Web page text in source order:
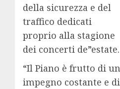
della sicurezza e del
traffico dedicati
proprio alla stagione
dei concerti de”estate.
“Il Piano è frutto di un
impegno costante e di